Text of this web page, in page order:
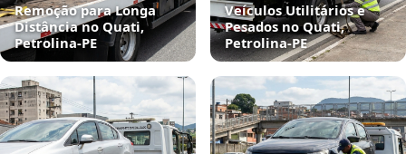
Remoção para Longa
Distância no Quati,
Petrolina‑PE
Veículos Utilitários e
Pesados no Quati,
Petrolina‑PE